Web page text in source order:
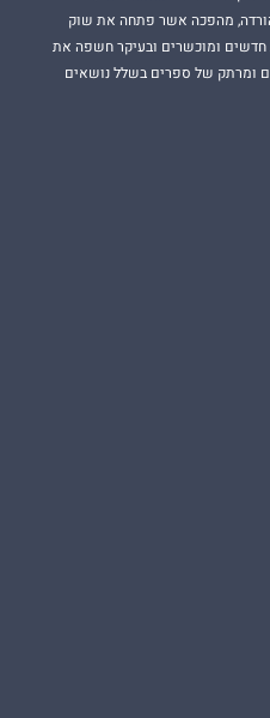
מהפכה אשר פתחה את שוק
חדשים ומוכשרים ובעיקר חשפה את
ומרתק של ספרים בשלל נושאים